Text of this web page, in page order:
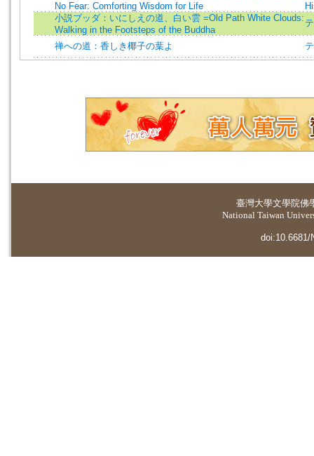
No Fear: Comforting Wisdom for Life
小説ブッダ：いにしえの道、白い雲 =Old Path White Clouds:
Walking in the Footsteps of the Buddha
禅への道：香しき椰子の葉よ
臺灣大學文學院佛
National Taiwan
doi:10.6681/